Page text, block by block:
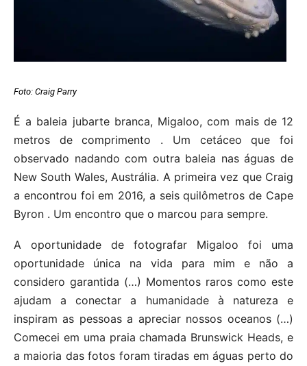
Foto: Craig Parry
É a baleia jubarte branca, Migaloo, com mais de 12
metros de comprimento . Um cetáceo que foi
observado nadando com outra baleia nas águas de
New South Wales, Austrália. A primeira vez que Craig
a encontrou foi em 2016, a seis quilômetros de Cape
Byron . Um encontro que o marcou para sempre.
A oportunidade de fotografar Migaloo foi uma
oportunidade única na vida para mim e não a
considero garantida (…) Momentos raros como este
ajudam a conectar a humanidade à natureza e
inspiram as pessoas a apreciar nossos oceanos (…)
Comecei em uma praia chamada Brunswick Heads, e
a maioria das fotos foram tiradas em águas perto do